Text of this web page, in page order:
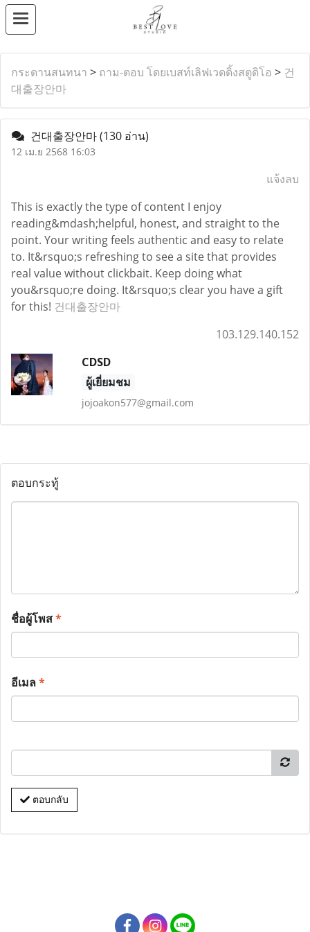
กระดานสนทนา > ถาม-ตอบ โดยเบสท์เลิฟเวดดิ้งสตูดิโอ > 건
대출장안마
건대출장안마(130 อ่าน)
12 เม.ย 2568 16:03
แจ้งลบ
This is exactly the type of content I enjoy
reading&mdash;helpful, honest, and straight to the
point. Your writing feels authentic and easy to relate
to. It&rsquo;s refreshing to see a site that provides
real value without clickbait. Keep doing what
you&rsquo;re doing. It&rsquo;s clear you have a gift
for this! 건대출장안마
103.129.140.152
CDSD
ผู้เยี่ยมชม
jojoakon577@gmail.com
ตอบกระทู้
ชื่อผู้โพส*
อีเมล*
ตอบกลับ